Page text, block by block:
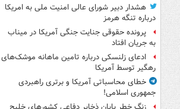
هشدار دبیر شورای عالی امنیت ملی به امریکا
درباره تنگه هرمز
پرونده حقوقی جنایت جنگی آمریکا در میناب
به جریان افتاد
ادعای زلنسکی درباره تامین ماهانه موشک‌های
رهگیر توسط آمریکا
خطای محاسباتی آمریکا و برتری راهبردی
جمهوری اسلامی!